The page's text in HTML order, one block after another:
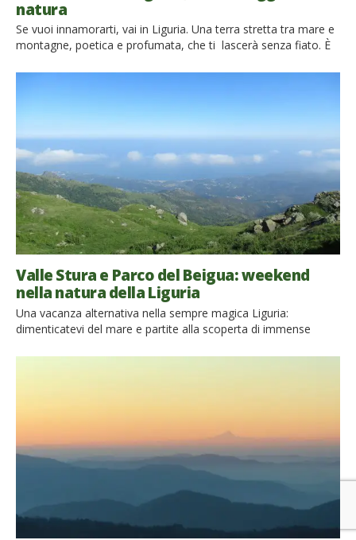
natura
Se vuoi innamorarti, vai in Liguria. Una terra stretta tra mare e
montagne, poetica e profumata, che ti lascerà senza fiato. È
s’avvivano di pampini al sole. È gigante l’ulivo. A primavera
Valle Stura e Parco del Beigua: weekend
nella natura della Liguria
Una vacanza alternativa nella sempre magica Liguria:
dimenticatevi del mare e partite alla scoperta di immense
sorprendervi La nostra vacanza parte da Rossiglione, una